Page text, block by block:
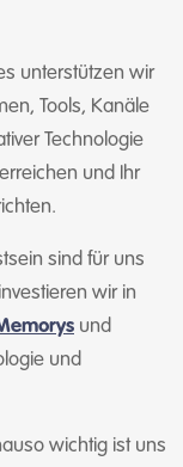
unterstützen wir
Tools, Kanäle
Technologie
und Ihr
sind für uns
wir in
und
und
wichtig ist uns